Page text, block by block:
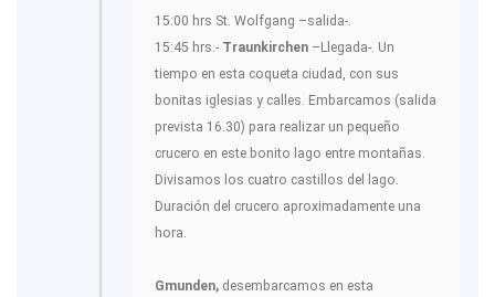
15:00 hrs St. Wolfgang –salida-.
15:45 hrs.- Traunkirchen –Llegada-. Un
tiempo en esta coqueta ciudad, con sus
bonitas iglesias y calles. Embarcamos (salida
prevista 16.30) para realizar un pequeño
crucero en este bonito lago entre montañas.
Divisamos los cuatro castillos del lago.
Duración del crucero aproximadamente una
hora.
Gmunden, desembarcamos en esta